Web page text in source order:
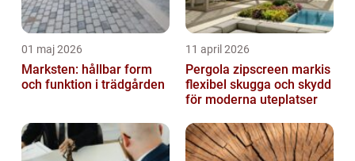
01 maj 2026
Marksten: hållbar form
och funktion i trädgården
11 april 2026
Pergola zipscreen markis
flexibel skugga och skydd
för moderna uteplatser